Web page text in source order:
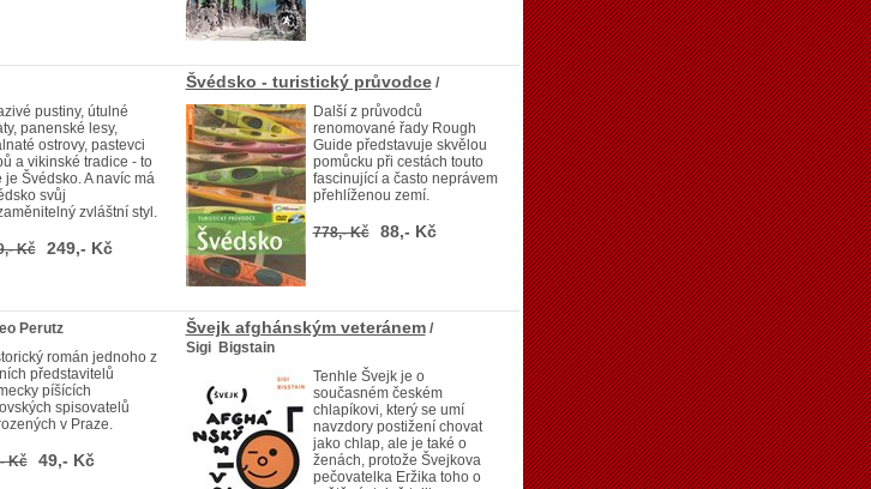
pustiny, útulné
panenské lesy,
ostrovy, pastevci
a vikinské tradice - to
je Švédsko. A navíc má
svůj
zvláštní styl.
Kč 249,- Kč
Švédsko - turistický průvodce/
Další z průvodců
renomované řady Rough
Guide představuje skvělou
pomůcku při cestách touto
fascinující a často neprávem
přehlíženou zemí.
778,- Kč 88,- Kč
Perutz
román jednoho z
představitelů
píšících
spisovatelů
v Praze.
Kč 49,- Kč
Švejk afghánským veteránem/
Sigi Bigstain
Tenhle Švejk je o
současném českém
chlapíkovi, který se umí
navzdory postižení chovat
jako chlap, ale je také o
ženách, protože Švejkova
pečovatelka Eržika toho o